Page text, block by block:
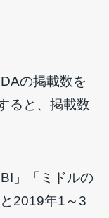
の掲載数を
ると、掲載数
」「ミドルの
2019年1～3